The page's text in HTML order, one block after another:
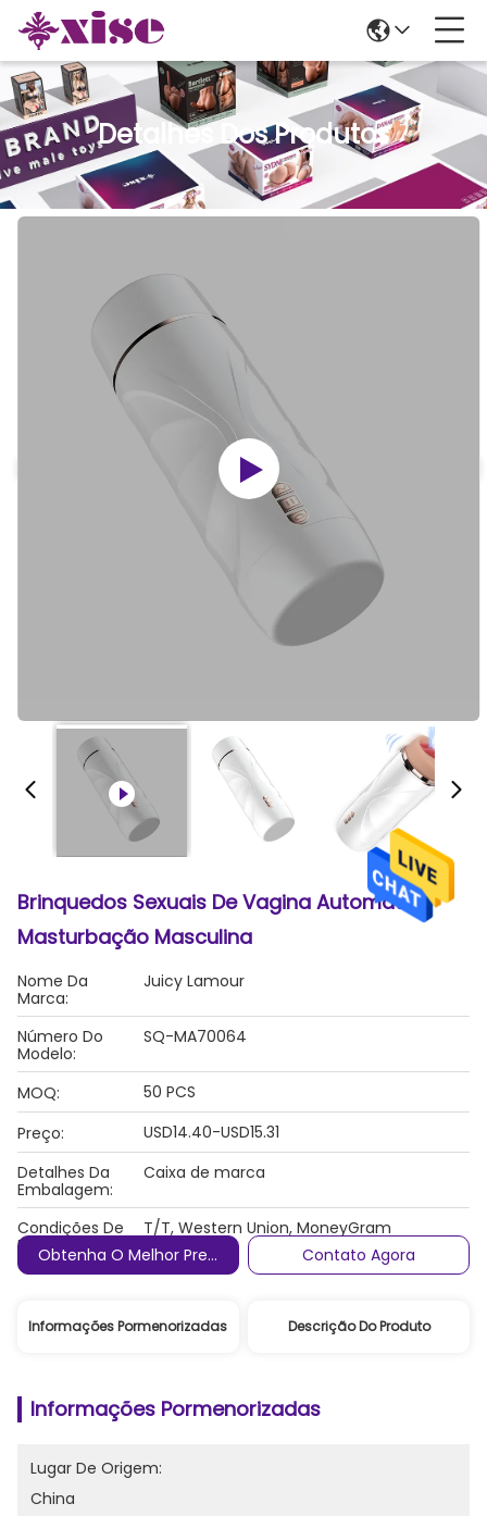
Detalhes Dos Produtos
Brinquedos Sexuais De Vagina Automática
Masturbação Masculina
Nome Da
Marca:
Juicy Lamour
Número Do
Modelo:
SQ-MA70064
MOQ:
50 PCS
Preço:
USD14.40-USD15.31
Detalhes Da
Embalagem:
Caixa de marca
Condições De
Pagamento:
T/T, Western Union, MoneyGram
Obtenha O Melhor Preço
Contato Agora
Informações Pormenorizadas Descrição Do Produto
Informações Pormenorizadas
Lugar De Origem:
China